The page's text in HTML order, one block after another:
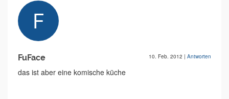
FuFace 10. Feb. 2012 | Antworten
das ist aber eine komische küche